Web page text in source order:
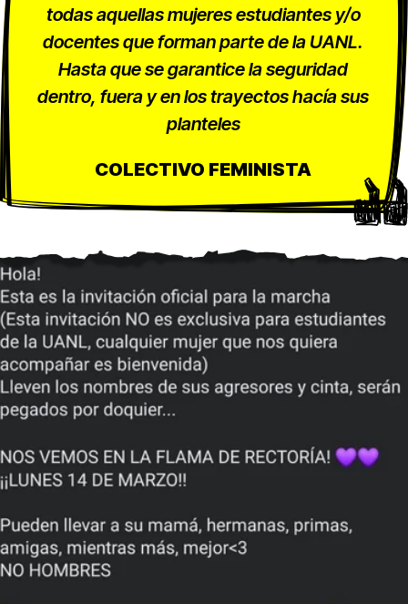
todas aquellas mujeres estudiantes y/o
docentes que forman parte de la UANL.
Hasta que se garantice la seguridad
dentro, fuera y en los trayectos hacía sus
planteles
COLECTIVO FEMINISTA